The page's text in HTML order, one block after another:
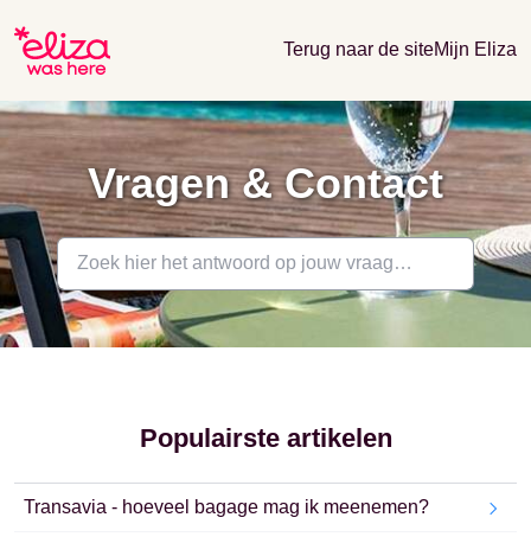
Terug naar de siteMijn Eliza
Vragen & Contact
Populairste artikelen
Transavia - hoeveel bagage mag ik meenemen?